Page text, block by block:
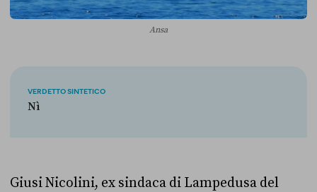
Ansa
VERDETTO SINTETICO
Nì
Giusi Nicolini, ex sindaca di Lampedusa del